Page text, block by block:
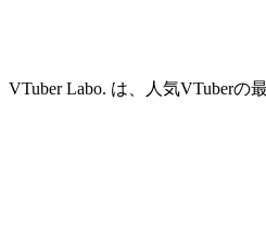
VTuber Labo. は、人気VTuber